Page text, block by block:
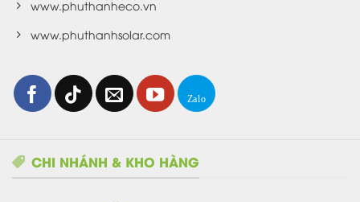
www.phuthanheco.vn
www.phuthanhsolar.com
CHI NHÁNH & KHO HÀNG